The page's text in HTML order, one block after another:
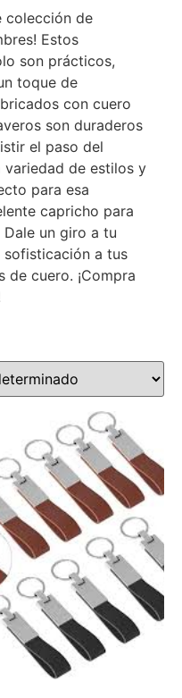
colección de
Estos
son prácticos,
toque de
con cuero
son duraderos
el paso del
variedad de estilos y
para esa
capricho para
Dale un giro a tu
sofisticación a tus
de cuero. ¡Compra